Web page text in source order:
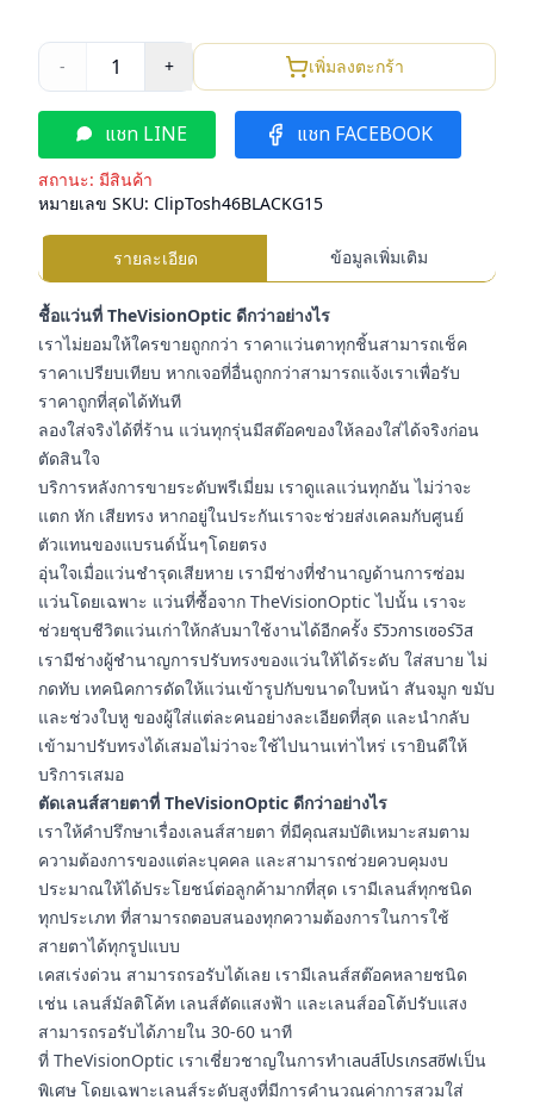
- 1 + เพิ่มลงตะกร้า
แชท LINE แชท FACEBOOK
สถานะ: มีสินค้า
หมายเลข SKU: ClipTosh46BLACKG15
รายละเอียด ข้อมูลเพิ่มเติม
ชื้อแว่นที่ TheVisionOptic ดีกว่าอย่างไร
เราไม่ยอมให้ใครขายถูกกว่า ราคาแว่นตาทุกชิ้นสามารถเช็ค
ราคาเปรียบเทียบ หากเจอที่อื่นถูกกว่าสามารถแจ้งเราเพื่อรับ
ราคาถูกที่สุดได้ทันที
ลองใส่จริงได้ที่ร้าน แว่นทุกรุ่นมีสต๊อคของให้ลองใส่ได้จริงก่อน
ตัดสินใจ
บริการหลังการขายระดับพรีเมี่ยม เราดูแลแว่นทุกอัน ไม่ว่าจะ
แตก หัก เสียทรง หากอยู่ในประกันเราจะช่วยส่งเคลมกับศูนย์
ตัวแทนของแบรนด์นั้นๆโดยตรง
อุ่นใจเมื่อแว่นชำรุดเสียหาย เรามีช่างที่ชำนาญด้านการซ่อม
แว่นโดยเฉพาะ แว่นที่ซื้อจาก TheVisionOptic ไปนั้น เราจะ
ช่วยชุบชีวิตแว่นเก่าให้กลับมาใช้งานได้อีกครั้ง รีวิวการเซอร์วิส
เรามีช่างผู้ชำนาญการปรับทรงของแว่นให้ได้ระดับ ใส่สบาย ไม่
กดทับ เทคนิคการดัดให้แว่นเข้ารูปกับขนาดใบหน้า สันจมูก ขมับ
และช่วงใบหู ของผู้ใส่แต่ละคนอย่างละเอียดที่สุด และนำกลับ
เข้ามาปรับทรงได้เสมอไม่ว่าจะใช้ไปนานเท่าไหร่ เรายินดีให้
บริการเสมอ
ตัดเลนส์สายตาที่ TheVisionOptic ดีกว่าอย่างไร
เราให้คำปรึกษาเรื่องเลนส์สายตา ที่มีคุณสมบัติเหมาะสมตาม
ความต้องการของแต่ละบุคคล และสามารถช่วยควบคุมงบ
ประมาณให้ได้ประโยชน์ต่อลูกค้ามากที่สุด เรามีเลนส์ทุกชนิด
ทุกประเภท ที่สามารถตอบสนองทุกความต้องการในการใช้
สายตาได้ทุกรูปแบบ
เคสเร่งด่วน สามารถรอรับได้เลย เรามีเลนส์สต๊อคหลายชนิด
เช่น เลนส์มัลติโค้ท เลนส์ตัดแสงฟ้า และเลนส์ออโต้ปรับแสง
สามารถรอรับได้ภายใน 30-60 นาที
ที่ TheVisionOptic เราเชี่ยวชาญในการทำเลนส์โปรเกรสซีฟเป็น
พิเศษ โดยเฉพาะเลนส์ระดับสูงที่มีการคำนวณค่าการสวมใส่